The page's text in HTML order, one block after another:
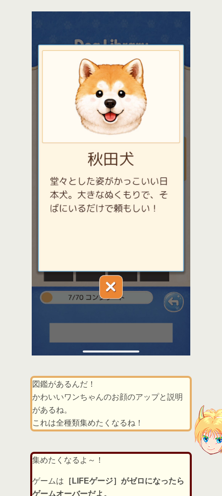
図鑑があるんだ！
かわいいワンちゃんのお顔のアップと説明
があるね。
これは全種類集めたくなるね！
集めたくなるよ～！
ゲームは ［LIFEゲージ］がゼロになったら
ゲームオーバーだよ。